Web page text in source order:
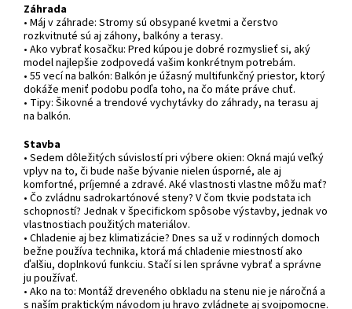
Záhrada
• Máj v záhrade: Stromy sú obsypané kvetmi a čerstvo
rozkvitnuté sú aj záhony, balkóny a terasy.
• Ako vybrať kosačku: Pred kúpou je dobré rozmyslieť si, aký
model najlepšie zodpovedá vašim konkrétnym potrebám.
• 55 vecí na balkón: Balkón je úžasný multifunkčný priestor, ktorý
dokáže meniť podobu podľa toho, na čo máte práve chuť.
• Tipy: Šikovné a trendové vychytávky do záhrady, na terasu aj
na balkón.
Stavba
• Sedem dôležitých súvislostí pri výbere okien: Okná majú veľký
vplyv na to, či bude naše bývanie nielen úsporné, ale aj
komfortné, príjemné a zdravé. Aké vlastnosti vlastne môžu mať?
• Čo zvládnu sadrokartónové steny? V čom tkvie podstata ich
schopností? Jednak v špecifickom spôsobe výstavby, jednak vo
vlastnostiach použitých materiálov.
• Chladenie aj bez klimatizácie? Dnes sa už v rodinných domoch
bežne používa technika, ktorá má chladenie miestností ako
ďalšiu, doplnkovú funkciu. Stačí si len správne vybrať a správne
ju používať.
• Ako na to: Montáž dreveného obkladu na stenu nie je náročná a
s naším praktickým návodom ju hravo zvládnete aj svojpomocne.